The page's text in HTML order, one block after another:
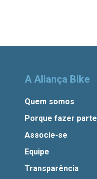
A Aliança Bike
Quem somos
Porque fazer parte
Associe-se
Equipe
Transparência